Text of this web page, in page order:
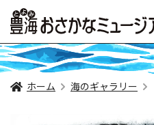
ホーム 海のギャラリー